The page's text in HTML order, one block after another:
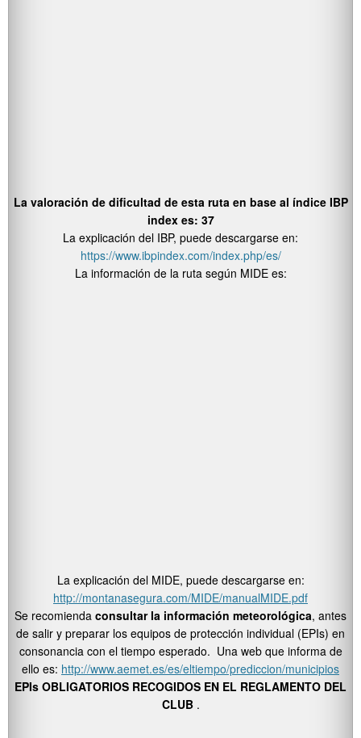
La valoración de dificultad de esta ruta en base al índice IBP
index es: 37
La explicación del IBP, puede descargarse en:
https://www.ibpindex.com/index.php/es/
La información de la ruta según MIDE es:
La explicación del MIDE, puede descargarse en:
http://montanasegura.com/MIDE/manualMIDE.pdf
Se recomienda consultar la información meteorológica, antes
de salir y preparar los equipos de protección individual (EPIs) en
consonancia con el tiempo esperado. Una web que informa de
ello es: http://www.aemet.es/es/eltiempo/prediccion/municipios
EPIs OBLIGATORIOS RECOGIDOS EN EL REGLAMENTO DEL
CLUB .